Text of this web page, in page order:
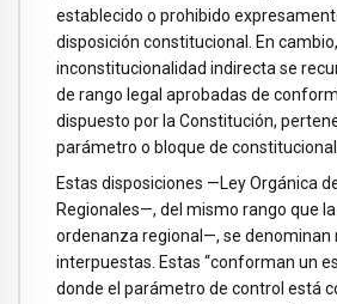
establecido o prohibido
disposición constitucional. En
inconstitucionalidad indirecta se
de rango legal aprobadas de
dispuesto por la Constitución,
parámetro o bloque de
Estas disposiciones —Ley Orgánica
Regionales—, del mismo rango que
ordenanza regional—, se denominan
interpuestas. Estas “conforman un
donde el parámetro de control está